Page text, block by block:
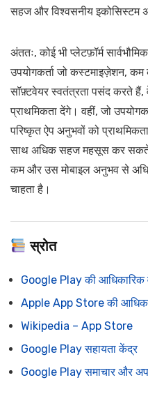
सहज और विश्वसनीय इकोसिस्टम
अंततः, कोई भी प्लेटफ़ॉर्म
उपयोगकर्ता जो कस्टमाइज़ेशन,
सॉफ़्टवेयर स्वतंत्रता पसंद करते
प्राथमिकता देंगे। वहीं, जो
परिष्कृत ऐप अनुभवों को
साथ अधिक सहज महसूस कर सकते
कम और उस मोबाइल अनुभव से
चाहता है।
स्रोत
Google Play की आधिकारिक
Apple App Store की
Wikipedia – App Store
Google Play सहायता केंद्र
Google Play समाचार और